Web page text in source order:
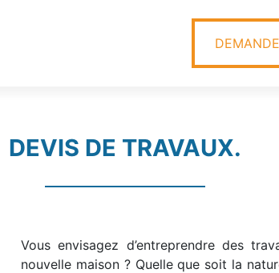
DEVIS DE TRAVAUX.
Vous envisagez d’entreprendre des
nouvelle maison ? Quelle que soit la